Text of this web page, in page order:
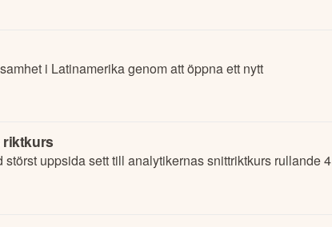
i Latinamerika genom att öppna ett nytt
riktkurs
uppsida sett till analytikernas snittriktkurs rullande 4